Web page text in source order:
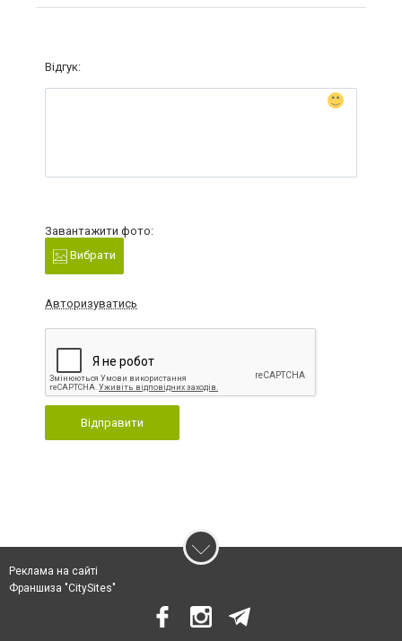
Відгук:
Завантажити фото:
Вибрати
Авторизуватись
Відправити
Реклама на сайті
Франшиза "CitySites"